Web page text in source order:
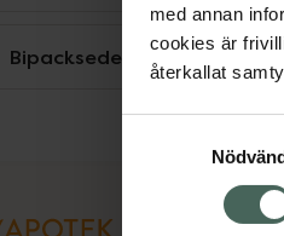
med annan
cookies är
återkallat
Bipacksedel från FASS